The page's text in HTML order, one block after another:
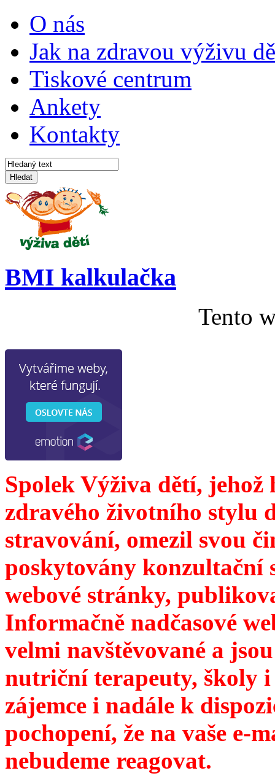
O nás
Jak na zdravou výživu
Tiskové centrum
Ankety
Kontakty
Hledat
BMI kalkulačka
Tento
Spolek Výživa dětí,
zdravého životního stylu
stravování, omezil svou
poskytovány konzultační
webové stránky,
Informačně nadčasové
velmi navštěvované a
nutriční terapeuty, školy
zájemce i nadále k
pochopení, že na vaše e-
nebudeme reagovat.